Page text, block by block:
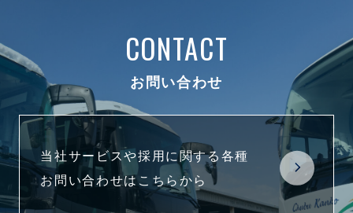
CONTACT
お問い合わせ
当社サービスや採用に関する各種
お問い合わせはこちらから